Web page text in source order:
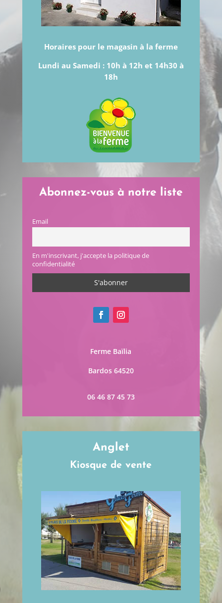
Horaires pour le magasin à la ferme
Lundi au Samedi : 10h à 12h et 14h30 à
18h
Abonnez-vous à notre liste
Email
En m'inscrivant, j'accepte la politique de
confidentialité
Ferme Baïlia
Bardos 64520
06 46 87 45 73
Anglet
Kiosque de vente